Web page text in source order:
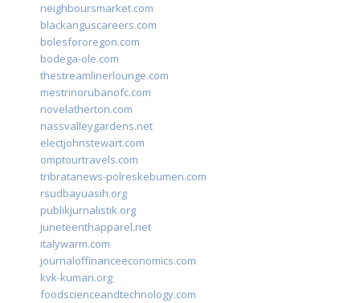
neighboursmarket.com
blackanguscareers.com
bolesfororegon.com
bodega-ole.com
thestreamlinerlounge.com
mestrinorubanofc.com
novelatherton.com
nassvalleygardens.net
electjohnstewart.com
omptourtravels.com
tribratanews-polreskebumen.com
rsudbayuasih.org
publikjurnalistik.org
juneteenthapparel.net
italywarm.com
journaloffinanceeconomics.com
kvk-kumari.org
foodscienceandtechnology.com